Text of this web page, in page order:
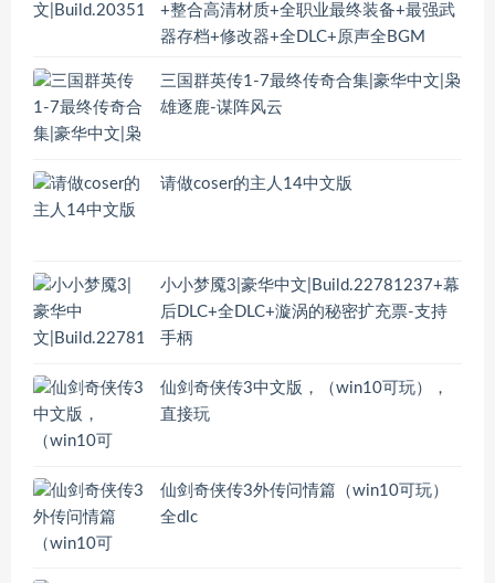
+整合高清材质+全职业最终装备+最强武
器存档+修改器+全DLC+原声全BGM
三国群英传1-7最终传奇合集|豪华中文|枭
雄逐鹿-谋阵风云
请做coser的主人14中文版
小小梦魇3|豪华中文|Build.22781237+幕
后DLC+全DLC+漩涡的秘密扩充票-支持
手柄
仙剑奇侠传3中文版，（win10可玩），
直接玩
仙剑奇侠传3外传问情篇（win10可玩）
全dlc